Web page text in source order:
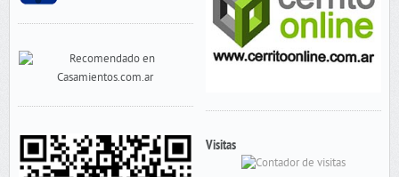
Visitas